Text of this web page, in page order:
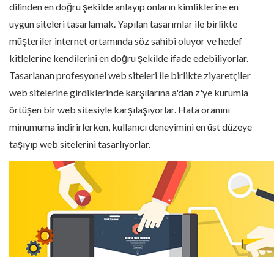
dilinden en doğru şekilde anlayıp onların kimliklerine en
uygun siteleri tasarlamak. Yapılan tasarımlar ile birlikte
müşteriler internet ortamında söz sahibi oluyor ve hedef
kitlelerine kendilerini en doğru şekilde ifade edebiliyorlar.
Tasarlanan profesyonel web siteleri ile birlikte ziyaretçiler
web sitelerine girdiklerinde karşılarına a'dan z'ye kurumla
örtüşen bir web sitesiyle karşılaşıyorlar. Hata oranını
minumuma indirirlerken, kullanıcı deneyimini en üst düzeye
taşıyıp web sitelerini tasarlıyorlar.